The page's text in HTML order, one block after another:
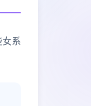
系